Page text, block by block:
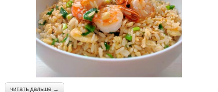
читать дальше →